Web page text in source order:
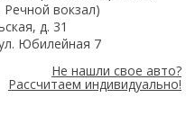
вокзал)
д. 31
Юбилейная 7
Не нашли свое авто?
Рассчитаем индивидуально!